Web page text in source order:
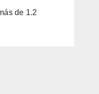
de 1.2